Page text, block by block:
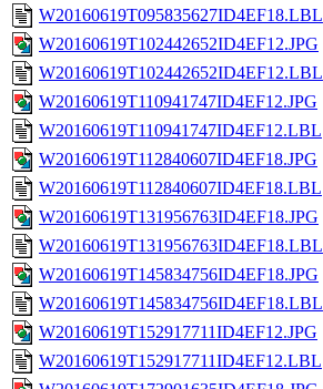
W20160619T095835627ID4EF18.LBL
W20160619T102442652ID4EF12.JPG
W20160619T102442652ID4EF12.LBL
W20160619T110941747ID4EF12.JPG
W20160619T110941747ID4EF12.LBL
W20160619T112840607ID4EF18.JPG
W20160619T112840607ID4EF18.LBL
W20160619T131956763ID4EF18.JPG
W20160619T131956763ID4EF18.LBL
W20160619T145834756ID4EF18.JPG
W20160619T145834756ID4EF18.LBL
W20160619T152917711ID4EF12.JPG
W20160619T152917711ID4EF12.LBL